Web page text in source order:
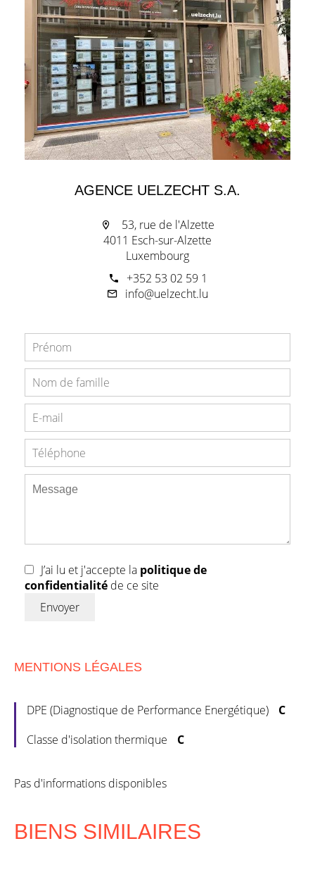
AGENCE UELZECHT S.A.
53, rue de l'Alzette
4011 Esch-sur-Alzette
Luxembourg
+352 53 02 59 1
info@uelzecht.lu
J’ai lu et j'accepte la politique de
confidentialité de ce site
Envoyer
MENTIONS LÉGALES
DPE (Diagnostique de Performance Energétique)
C
Classe d'isolation thermique
C
Pas d'informations disponibles
BIENS SIMILAIRES